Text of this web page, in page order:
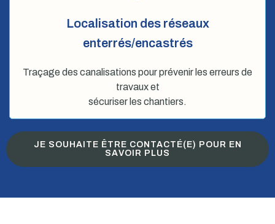
Localisation des réseaux
enterrés/encastrés
Traçage des canalisations pour prévenir les erreurs de
travaux et
sécuriser les chantiers.
JE SOUHAITE ÊTRE CONTACTÉ(E) POUR EN
SAVOIR PLUS